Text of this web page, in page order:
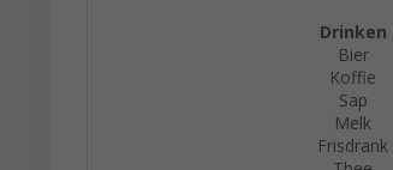
Drinken
Bier
Koffie
Sap
Melk
Frisdrank